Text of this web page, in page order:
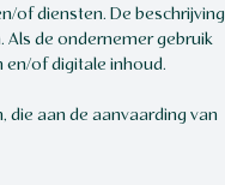
of diensten. De beschrijving
de ondernemer gebruik
en/of digitale inhoud.
aan de aanvaarding van